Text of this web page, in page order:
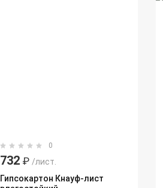
0
732 ₽ /лист.
Гипсокартон Кнауф-лист